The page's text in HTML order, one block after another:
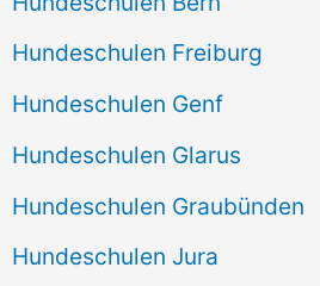
Hundeschulen Freiburg
Hundeschulen Genf
Hundeschulen Glarus
Hundeschulen Graubünden
Hundeschulen Jura